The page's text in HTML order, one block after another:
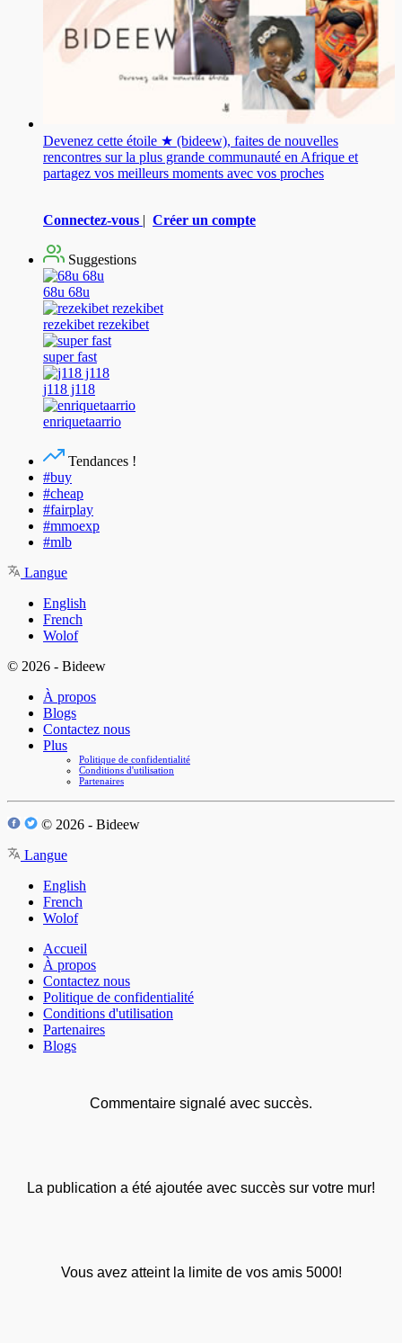
Devenez cette étoile ★ (bideew), faites de nouvelles
rencontres sur la plus grande communauté en Afrique et
partagez vos meilleurs moments avec vos proches
Connectez-vous | Créer un compte
Suggestions
68u 68u
rezekibet rezekibet
super fast
j118 j118
enriquetaarrio
Tendances !
#buy
#cheap
#fairplay
#mmoexp
#mlb
Langue
English
French
Wolof
© 2026 - Bideew
À propos
Blogs
Contactez nous
Plus
Politique de confidentialité
Conditions d'utilisation
Partenaires
© 2026 - Bideew
Langue
English
French
Wolof
Accueil
À propos
Contactez nous
Politique de confidentialité
Conditions d'utilisation
Partenaires
Blogs
Commentaire signalé avec succès.
La publication a été ajoutée avec succès sur votre mur!
Vous avez atteint la limite de vos amis 5000!